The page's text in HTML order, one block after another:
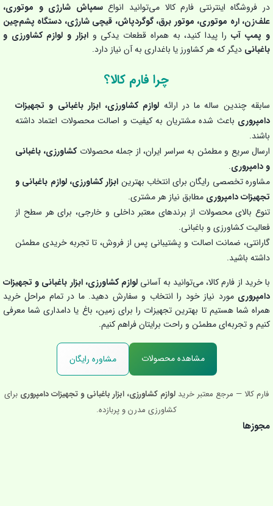
در فروشگاه اینترنتی فارم کالا می‌توانید انواعسمپاش شارژی و موتوری،
علف‌زن، اره موتوری، موتور برق، گوگردپاش، قیچی شارژی، دستگاه پشم‌چین
و پمپ آب را پیدا کنید، به همراه قطعات یدکی وابزار و لوازم کشاورزی و
باغبانی دیگر که هر کشاورز یا باغداری به آن نیاز دارد.
چرا فارم کالا؟
سابقه چندین ساله ما در ارائه لوازم کشاورزی، ابزار باغبانی و تجهیزات
دامپروری باعث شده مشتریان به کیفیت و اصالت محصولات اعتماد داشته
باشند.
ارسال سریع و مطمئن به سراسر ایران، از جمله محصولاتکشاورزی، باغبانی
و دامپروری.
مشاوره تخصصی رایگان برای انتخاب بهترین ابزار کشاورزی، لوازم باغبانی و
تجهیزات دامپروری مطابق نیاز هر مشتری.
تنوع بالای محصولات از برندهای معتبر داخلی و خارجی، برای هر سطح از
فعالیت کشاورزی و باغبانی.
گارانتی، ضمانت اصالت و پشتیبانی پس از فروش، تا تجربه خریدی مطمئن
داشته باشید.
با خرید از فارم کالا، می‌توانید به آسانی لوازم کشاورزی، ابزار باغبانی و تجهیزات
دامپروری مورد نیاز خود را انتخاب و سفارش دهید. ما در تمام مراحل خرید
همراه شما هستیم تا بهترین تجهیزات را برای زمین، باغ یا دامداری شما معرفی
کنیم و تجربه‌ای مطمئن و راحت برایتان فراهم کنیم.
مشاهده محصولات مشاوره رایگان
فارم کالا — مرجع معتبر خرید لوازم کشاورزی، ابزار باغبانی و تجهیزات دامپروری برای
کشاورزی مدرن و پربازده.
مجوزها